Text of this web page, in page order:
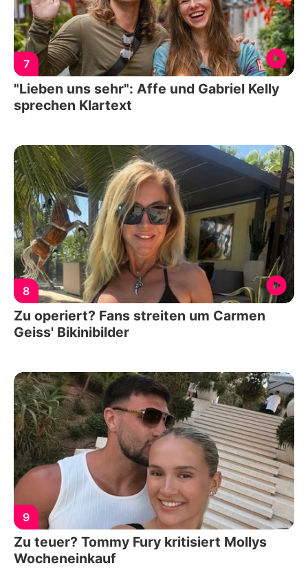
7
"Lieben uns sehr": Affe und Gabriel Kelly
sprechen Klartext
8
Zu operiert? Fans streiten um Carmen
Geiss' Bikinibilder
9
Zu teuer? Tommy Fury kritisiert Mollys
Wocheneinkauf